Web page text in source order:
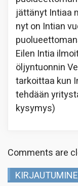
jättänyt Intiaa
nyt on Intian
Eilen Intia
öljyntuonnin
tarkoittaa kun
tehdään
kysymys)
Comments are